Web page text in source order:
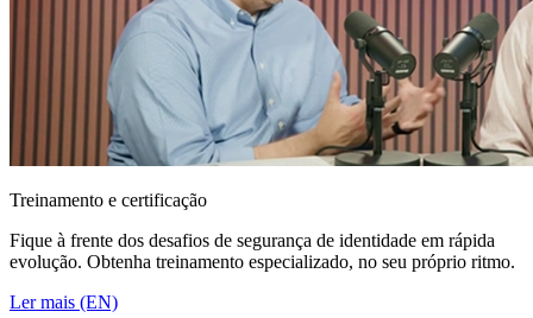
Treinamento e certificação
Fique à frente dos desafios de segurança de identidade em rápida
evolução. Obtenha treinamento especializado, no seu próprio ritmo.
Ler mais (EN)